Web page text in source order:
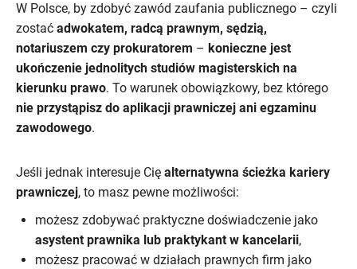
W Polsce, by zdobyć zawód zaufania publicznego – czyli
zostać adwokatem, radcą prawnym, sędzią,
notariuszem czy prokuratorem – konieczne jest
ukończenie jednolitych studiów magisterskich na
kierunku prawo. To warunek obowiązkowy, bez którego
nie przystąpisz do aplikacji prawniczej ani egzaminu
zawodowego.
Jeśli jednak interesuje Cię alternatywna ścieżka kariery
prawniczej, to masz pewne możliwości:
możesz zdobywać praktyczne doświadczenie jako
asystent prawnika lub praktykant w kancelarii,
możesz pracować w działach prawnych firm jako